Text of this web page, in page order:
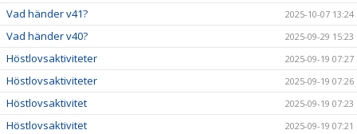
Vad händer v41? 2025-10-07 13:24
Vad händer v40? 2025-09-29 15:23
Höstlovsaktiviteter 2025-09-19 07:27
Höstlovsaktiviteter 2025-09-19 07:26
Höstlovsaktivitet 2025-09-19 07:23
Höstlovsaktivitet 2025-09-19 07:21